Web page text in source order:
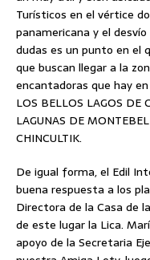
Turísticos en el vértice
panamericana y el
dudas es un punto en el
que buscan llegar a la
encantadoras que hay
LOS BELLOS LAGOS DE
LAGUNAS DE
CHINCULTIK.
De igual forma, el Edil
buena respuesta a los
Directora de la Casa de
de este lugar la Lica.
apoyo de la Secretaria